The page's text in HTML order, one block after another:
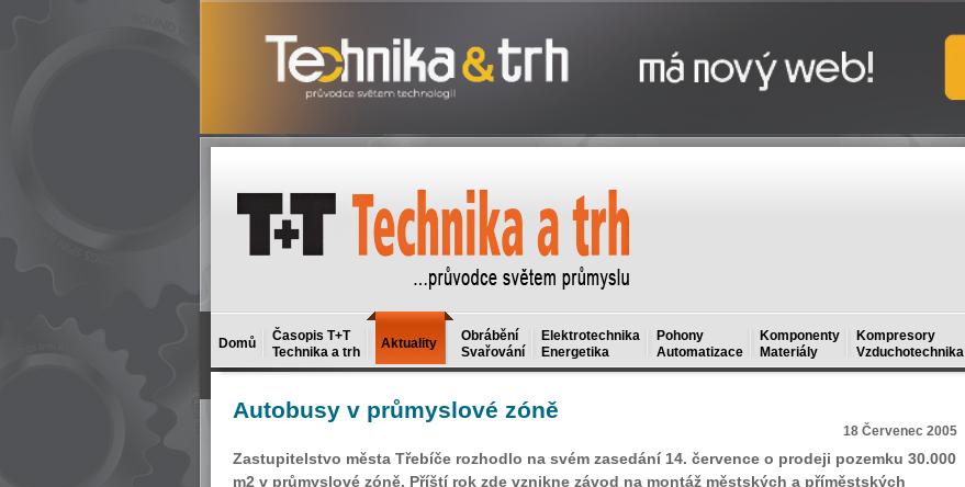
Domů
Časopis T+T
Technika a trh
Aktuality
Obrábění
Svařování
Elektrotechnika
Energetika
Pohony
Automatizace
Komponenty
Materiály
Kompresory
Vzduchotechnika
Autobusy v průmyslové zóně
18 Červenec 2005
Zastupitelstvo města Třebíče rozhodlo na svém zasedání 14. července o prodeji pozemku 30.000
m2 v průmyslové zóně. Příští rok zde vznikne závod na montáž městských a příměstských